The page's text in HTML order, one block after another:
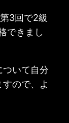
3回で2級
できまし
ついて自分
ので、よ